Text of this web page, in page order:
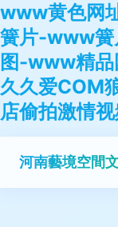
www黄色网
簧片-www
图-www精
久久爱COM
店偷拍激情